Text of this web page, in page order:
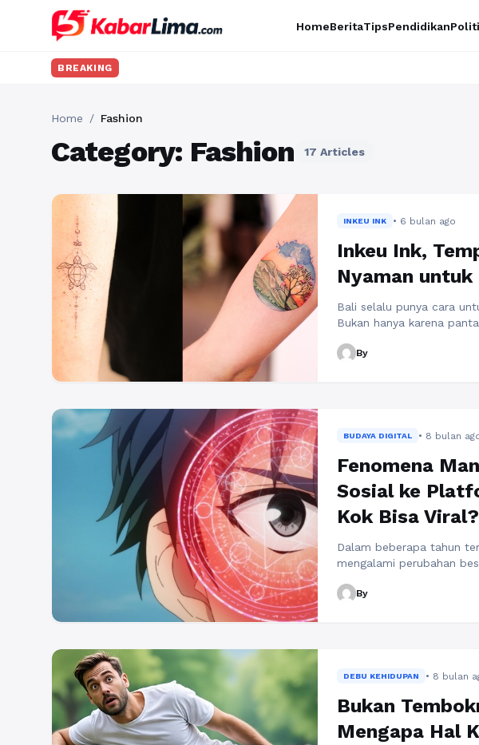
HomeBeritaTipsPendidikan
BREAKING Ingin upgrade skill
Home / Fashion
Category: Fashion 17 Articles
INKEU INK • 6 bulan ago
Inkeu Ink,
Nyaman
Bali selalu punya cara
Bukan hanya karena
yang terus berkembang di
By
BUDAYA DIGITAL • 8 bulan
Fenomena
Sosial ke
Kok Bisa Viral?
Dalam beberapa tahun
mengalami perubahan
manhwa Korea, kini ada
By
DEBU KEHIDUPAN • 8 bulan
Bukan
Mengapa Hal